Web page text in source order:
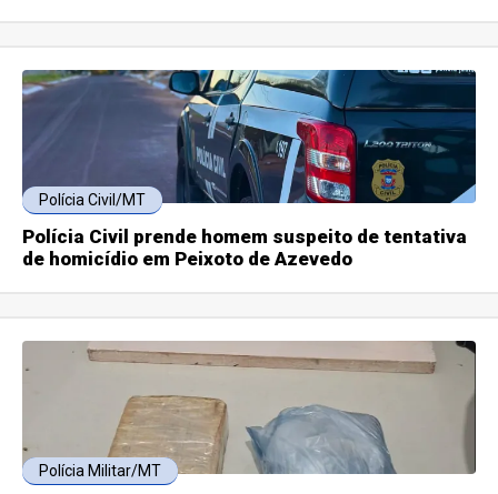
Polícia Civil/MT
Polícia Civil prende homem suspeito de tentativa
de homicídio em Peixoto de Azevedo
Polícia Militar/MT